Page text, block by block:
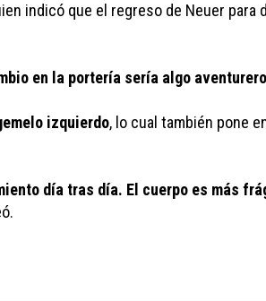
indicó que el regreso de Neuer para
en la portería sería algo
izquierdo, lo cual también pone
día tras día. El cuerpo es más